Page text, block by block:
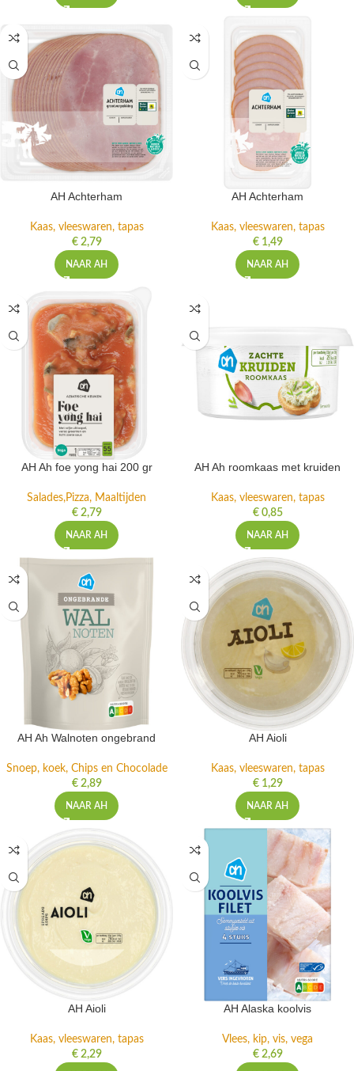
AH Achterham
Kaas, vleeswaren, tapas
€2,79
NAAR AH
AH Achterham
Kaas, vleeswaren, tapas
€1,49
NAAR AH
AH Ah foe yong hai 200 gr
Salades,Pizza, Maaltijden
€2,79
NAAR AH
AH Ah roomkaas met kruiden
Kaas, vleeswaren, tapas
€0,85
NAAR AH
AH Ah Walnoten ongebrand
Snoep, koek, Chips en Chocolade
€2,89
NAAR AH
AH Aioli
Kaas, vleeswaren, tapas
€1,29
NAAR AH
AH Aioli
Kaas, vleeswaren, tapas
€2,29
AH Alaska koolvis
Vlees, kip, vis, vega
€2,69